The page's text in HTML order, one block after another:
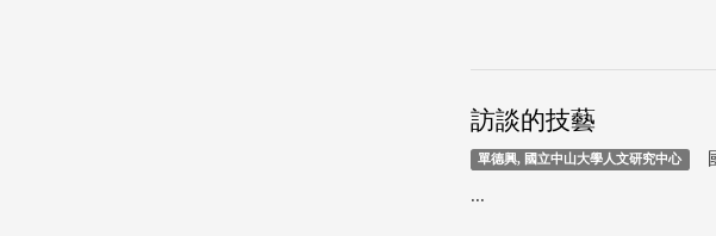
訪談的技藝
單德興, 國立中山大學人文研究中心
...